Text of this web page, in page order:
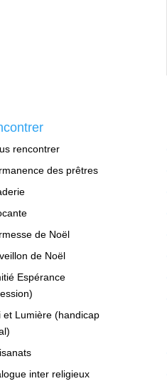
rencontrer
des prêtres
de Noël
de Noël
Espérance
et Lumière (handicap
inter religieux